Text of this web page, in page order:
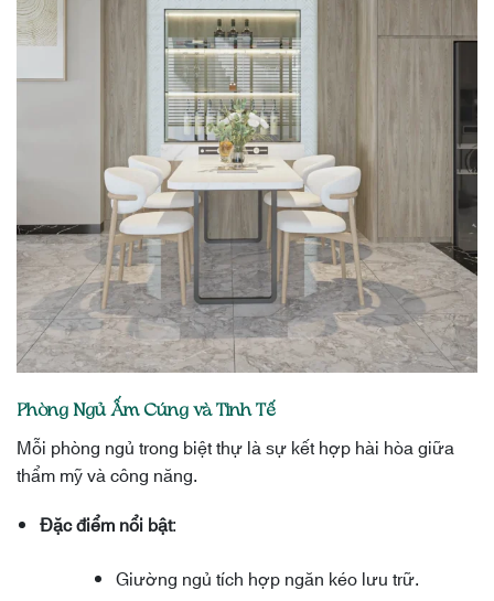
Phòng Ngủ Ấm Cúng và Tinh Tế
Mỗi phòng ngủ trong biệt thự là sự kết hợp hài hòa giữa
thẩm mỹ và công năng.
Đặc điểm nổi bật:
Giường ngủ tích hợp ngăn kéo lưu trữ.